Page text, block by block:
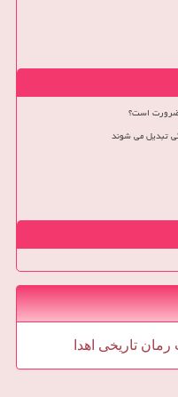
ضرورت است؟
تبدیل می شوند
رمان تاریخی اهدا